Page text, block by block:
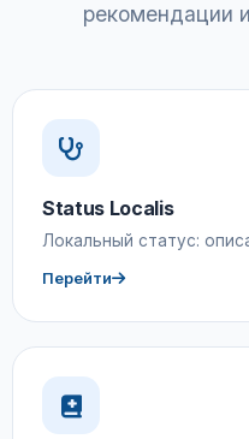
рекомендации
Status Localis
Локальный статус:
Перейти